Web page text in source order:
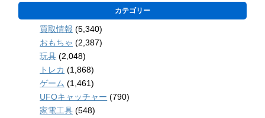
カテゴリー
買取情報 (5,340)
おもちゃ (2,387)
玩具 (2,048)
トレカ (1,868)
ゲーム (1,461)
UFOキャッチャー (790)
家電工具 (548)